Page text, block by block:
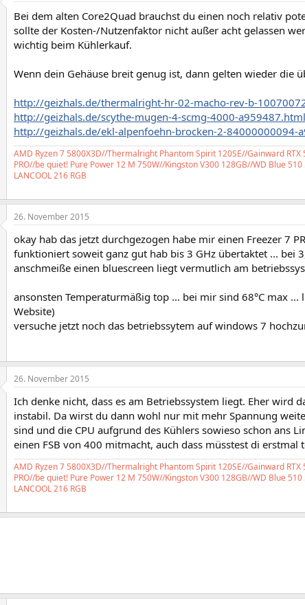
Bei dem alten Core2Quad brauchst du einen noch relativ
sollte der Kosten-/Nutzenfaktor nicht außer acht gelassen
wichtig beim Kühlerkauf.
Wenn dein Gehäuse breit genug ist, dann gelten wieder die
http://geizhals.de/thermalright-hr-02-macho-rev-b-
http://geizhals.de/scythe-mugen-4-scmg-4000-a959487.html
http://geizhals.de/ekl-alpenfoehn-brocken-2-84000000094-
AMD Ryzen 7 5800X3D//Thermalright Phantom Spirit 120SE//Gainward
PRO//be quiet! Pure Power 12 M 750W//Kingston V300 128GB//WD Blue
LANCOOL 216 RGB
26. November 2015
okay hab das jetzt durchgezogen habe mir einen Freezer 7
funktioniert soweit ganz gut hab bis 3 GHz übertaktet ... bei
anschmeiße einen bluescreen liegt vermutlich am
ansonsten Temperaturmäßig top ... bei mir sind 68°C max
Website)
versuche jetzt noch das betriebssytem auf windows 7
26. November 2015
Ich denke nicht, dass es am Betriebssystem liegt. Eher wird
instabil. Da wirst du dann wohl nur mit mehr Spannung
sind und die CPU aufgrund des Kühlers sowieso schon ans
einen FSB von 400 mitmacht, auch dass müsstest di erstmal
AMD Ryzen 7 5800X3D//Thermalright Phantom Spirit 120SE//Gainward
PRO//be quiet! Pure Power 12 M 750W//Kingston V300 128GB//WD Blue
LANCOOL 216 RGB